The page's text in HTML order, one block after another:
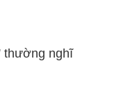
thường nghĩ